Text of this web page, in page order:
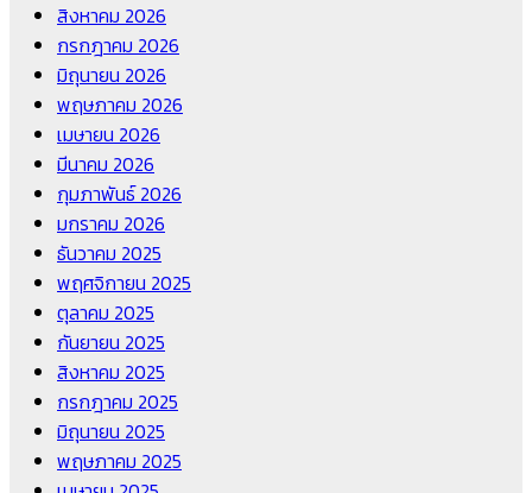
สิงหาคม 2026
กรกฎาคม 2026
มิถุนายน 2026
พฤษภาคม 2026
เมษายน 2026
มีนาคม 2026
กุมภาพันธ์ 2026
มกราคม 2026
ธันวาคม 2025
พฤศจิกายน 2025
ตุลาคม 2025
กันยายน 2025
สิงหาคม 2025
กรกฎาคม 2025
มิถุนายน 2025
พฤษภาคม 2025